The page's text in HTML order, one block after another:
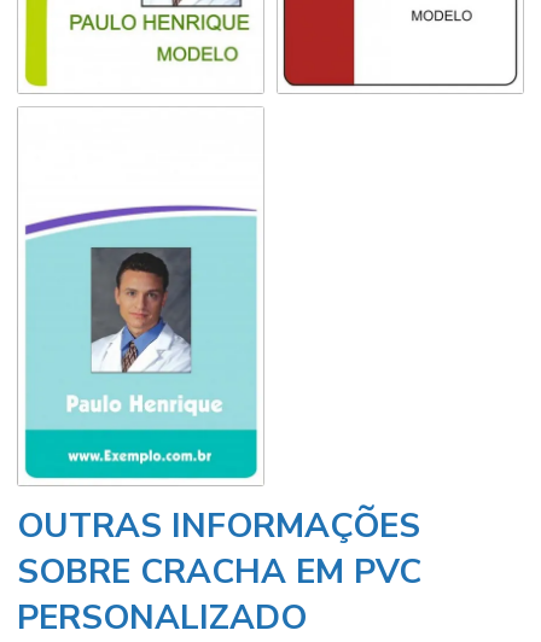
OUTRAS INFORMAÇÕES
SOBRE CRACHA EM PVC
PERSONALIZADO